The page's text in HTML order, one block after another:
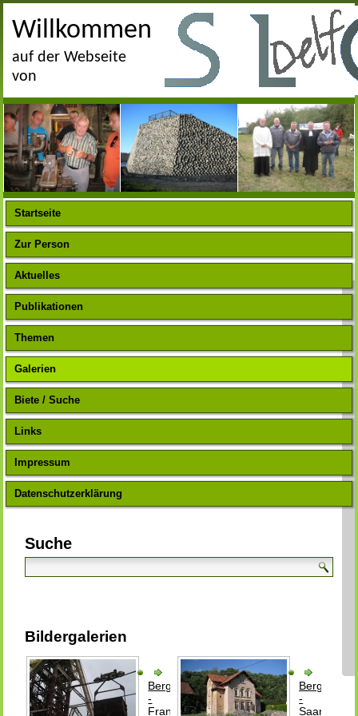
Willkommen
auf der Webseite
von
Startseite
Zur Person
Aktuelles
Publikationen
Themen
Galerien
Biete / Suche
Links
Impressum
Datenschutzerklärung
Suche
Bildergalerien
Bergbau
-
Frankreich
Bergbau
-
Saarland